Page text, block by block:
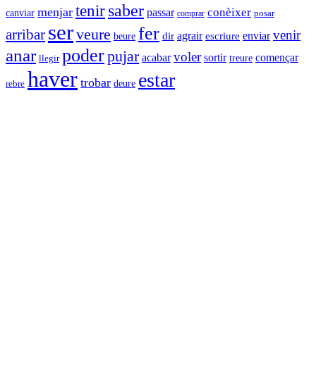
canviar menjar tenir saber passar comprar conèixer posar
arribar serveure beure fer dir agrair escriure enviar venir
anar llegir poderpujar acabar voler sortir treure començar
rebre haver trobar deure estar